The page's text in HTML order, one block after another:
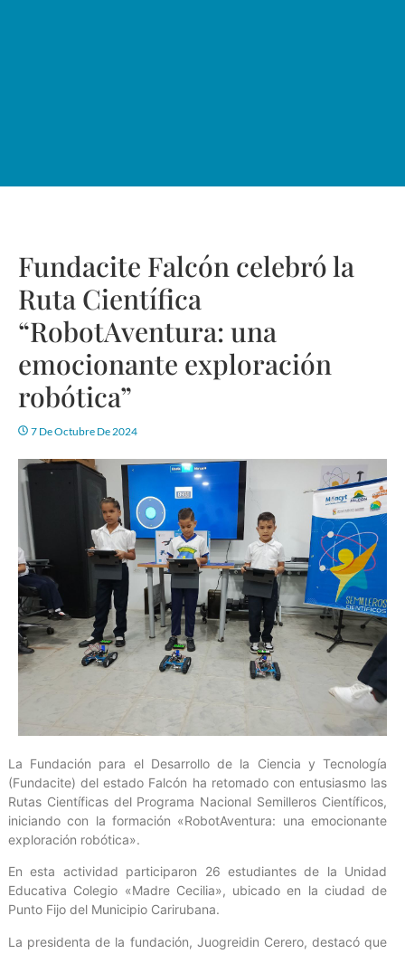
Fundacite Falcón celebró la
Ruta Científica
“RobotAventura: una
emocionante exploración
robótica”
7 De Octubre De 2024
La Fundación para el Desarrollo de la Ciencia y Tecnología
(Fundacite) del estado Falcón ha retomado con entusiasmo las
Rutas Científicas del Programa Nacional Semilleros Científicos,
iniciando con la formación «RobotAventura: una emocionante
exploración robótica».
En esta actividad participaron 26 estudiantes de la Unidad
Educativa Colegio «Madre Cecilia», ubicado en la ciudad de
Punto Fijo del Municipio Carirubana.
La presidenta de la fundación, Juogreidin Cerero, destacó que